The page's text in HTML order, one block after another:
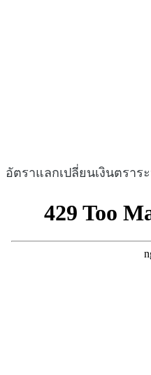
อัตราแลกเปลี่ยนเงินตราร